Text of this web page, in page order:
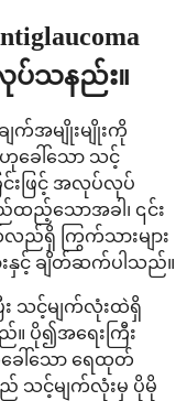
သနည်း။
အမျိုးမျိုးကို
ဟုခေါ်သော သင့်
းဖြင့် အလုပ်လုပ်
ည့်သောအခါ၊ ၎င်း
ရှိ ကြွက်သားများ
းနှင့် ချိတ်ဆက်ပါသည်။
း သင့်မျက်လုံးထဲရှိ
ပို၍အရေးကြီး
ခေါ်သော ရေထုတ်
ည် သင့်မျက်လုံးမှ ပိုမို